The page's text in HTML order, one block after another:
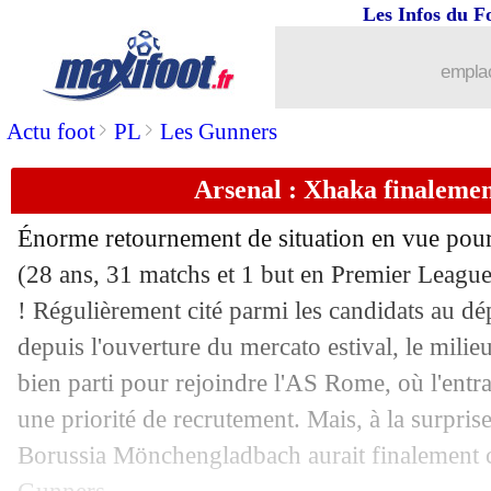
Actu foot> PL > Les Gunners
Les Infos du
Arsenal : Xhaka
Énorme retournement de situation en vue
(28 ans, 31 matchs et 1 but en Premier
! Régulièrement cité parmi les candidats au
depuis l'ouverture du mercato estival, le
bien parti pour rejoindre l'AS Rome, où
une priorité de recrutement. Mais, à la
Borussia Mönchengladbach aurait finalement
Amical : Saint-Etienne s'incline
31/07 Aston Villa: Bailey arrive ! (officiel)
31/07 Amical: Lorient se défait d'Angers
31/07 PSG : le message fort d'Icardi
31/07 Lille : Rajkovic, Reims l'a mauvaise...
31/07 Troyes: Baldé, c'est signé (officiel)
31/07 Real: la piste Pau Torres réactivée ?